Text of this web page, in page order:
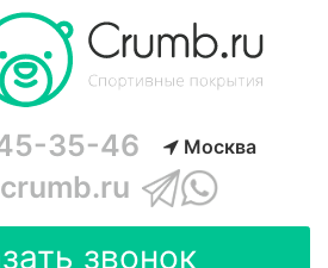
35-46 Москва
звонок